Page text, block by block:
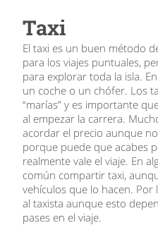
Taxi
El taxi es un buen método
para los viajes puntuales,
para explorar toda la isla.
un coche o un chófer. Los
“marías” y es importante
al empezar la carrera.
acordar el precio aunque
porque puede que acabes
realmente vale el viaje. En
común compartir taxi,
vehículos que lo hacen.
al taxista aunque esto
pases en el viaje.